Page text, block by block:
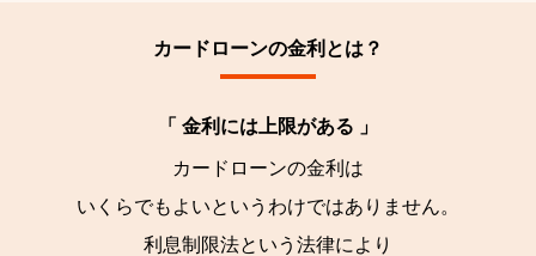
カードローンの金利とは？
「 金利には上限がある 」
カードローンの金利は
いくらでもよいというわけではありません。
利息制限法という法律により